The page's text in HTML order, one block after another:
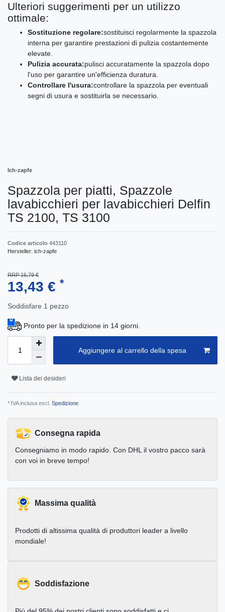
Ulteriori suggerimenti per un utilizzo
ottimale:
Sostituzione regolare:sostituisci regolarmente la spazzola
interna per garantire prestazioni di pulizia costantemente
elevate.
Pulizia accurata:pulisci accuratamente la spazzola dopo
l'uso per garantire un'efficienza duratura.
Controllare l'usura:controllare la spazzola per eventuali
segni di usura e sostituirla se necessario.
Ich-zapfe
Spazzola per piatti, Spazzole
lavabicchieri per lavabicchieri Delfin
TS 2100, TS 3100
Codice articolo 443110
Hersteller: ich-zapfe
RRP 16,79 €
13,43 € *
Soddisfare 1 pezzo
Pronto per la spedizione in 14 giorni.
Aggiungere al carrello della spesa
Lista dei desideri
* IVA inclusa escl. Spedizione
Consegna rapida
Consegniamo in modo rapido. Con DHL il vostro pacco sarà
con voi in breve tempo!
Massima qualità
Prodotti di altissima qualità di produttori leader a livello
mondiale!
Soddisfazione